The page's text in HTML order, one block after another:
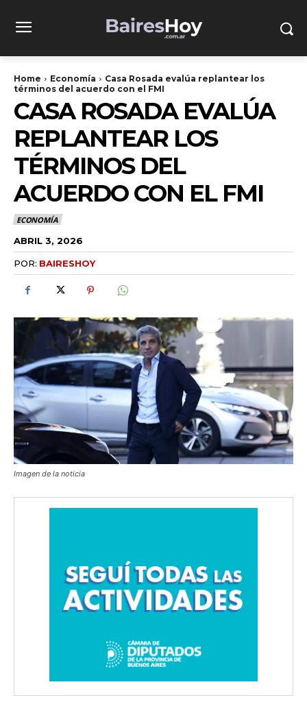
Home Economía
Casa Rosada evalúa replantear los
términos del acuerdo con el FMI
CASA ROSADA EVALÚA
REPLANTEAR LOS
TÉRMINOS DEL
ACUERDO CON EL FMI
ECONOMÍA
ABRIL 3, 2026
POR: BAIRESHOY
Imagen de la noticia